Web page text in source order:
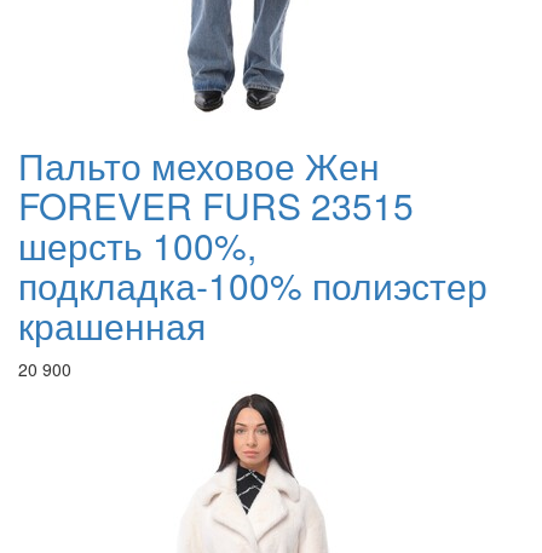
Пальто меховое Жен
FOREVER FURS 23515
шерсть 100%,
подкладка-100% полиэстер
крашенная
20 900